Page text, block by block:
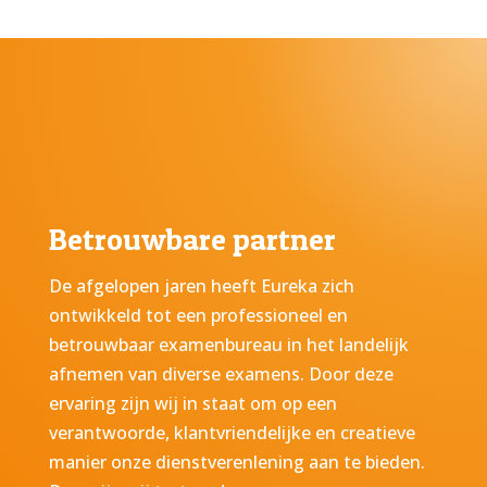
s en
Kluisj
es,
koffie
/thee
aal
aanw
ezig.
s en
toilet
aanw
ezig.
Betrouwbare partner
De afgelopen jaren heeft Eureka zich
ontwikkeld tot een professioneel en
betrouwbaar examenbureau in het landelijk
afnemen van diverse examens. Door deze
ervaring zijn wij in staat om op een
verantwoorde, klantvriendelijke en creatieve
manier onze dienstverenlening aan te bieden.